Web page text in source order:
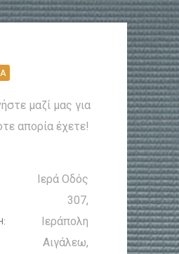
μαζί μας για
απορία έχετε!
Ιερά Οδός
307,
Ιεράπολη
Αιγάλεω,